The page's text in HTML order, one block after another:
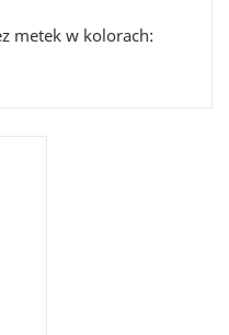
metek w kolorach: